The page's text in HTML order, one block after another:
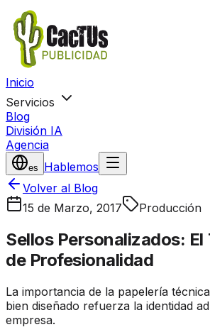
Inicio
Servicios
Blog
División IA
Agencia
es
Hablemos
Volver al Blog
15 de Marzo, 2017
Producción
Sellos Personalizados: El
de Profesionalidad
La importancia de la papelería
bien diseñado refuerza la identidad
empresa.